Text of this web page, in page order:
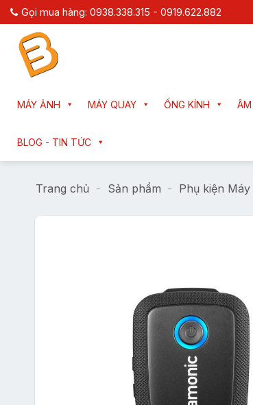
Chuyển
đến
dung
Gọi mua hàng: 0938.338.315 - 0919.622.882
MÁY ẢNH MÁY QUAY ỐNG KÍNH
BLOG - TIN TỨC
Trang chủ - Sản phẩm - Phụ kiện